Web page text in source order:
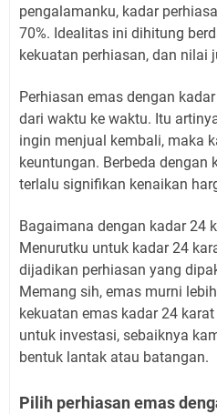
pengalamanku, kadar
70%. Idealitas ini dihitung
kekuatan perhiasan, dan nilai
Perhiasan emas dengan
dari waktu ke waktu. Itu
ingin menjual kembali, maka
keuntungan. Berbeda dengan
terlalu signifikan kenaikan
Bagaimana dengan kadar 24
Menurutku untuk kadar 24
dijadikan perhiasan yang
Memang sih, emas murni
kekuatan emas kadar 24
untuk investasi, sebaiknya
bentuk lantak atau batangan.
Pilih perhiasan emas